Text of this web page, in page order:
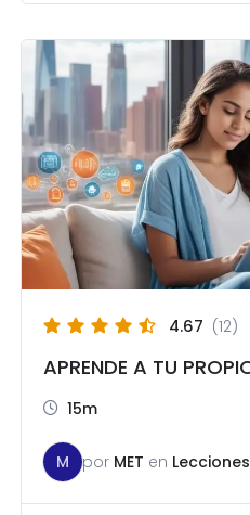
4.67 (12)
APRENDE A TU
15m
M por MET en